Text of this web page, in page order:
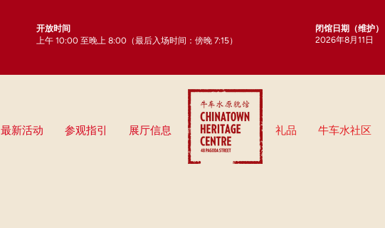
开放时间
上午 10:00 至晚上 8:00（最后入场时间：傍晚 7:15）
闭馆日期（维护）
2026年8月11日
礼品 牛车水社区
最新活动 参观指引 展厅信息